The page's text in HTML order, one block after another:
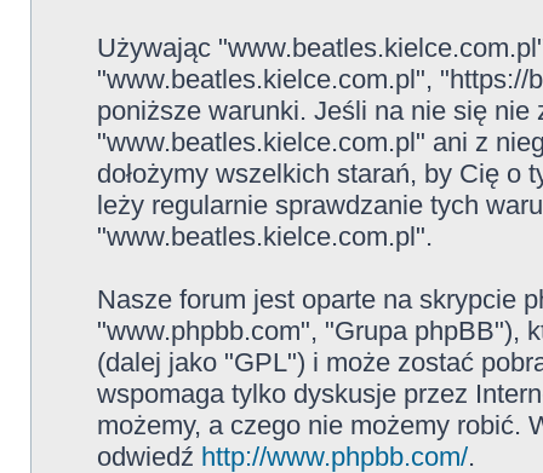
Używając
"www.beatles.kielce.com.pl",
poniższe warunki. Jeśli na nie się
"www.beatles.kielce.com.pl" ani z
dołożymy wszelkich starań, by Cię o
leży regularnie sprawdzanie tych
"www.beatles.kielce.com.pl".
Nasze forum jest oparte na skrypcie
"www.phpbb.com", "Grupa phpBB"),
(dalej jako "GPL") i może zostać
wspomaga tylko dyskusje przez
możemy, a czego nie możemy robić.
odwiedź http://www.phpbb.com/.